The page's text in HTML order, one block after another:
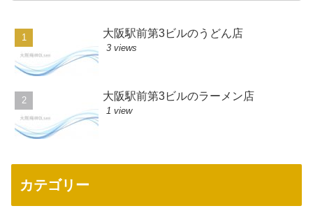
大阪駅前第3ビルのうどん店
3 views
大阪駅前第3ビルのラーメン店
1 view
カテゴリー